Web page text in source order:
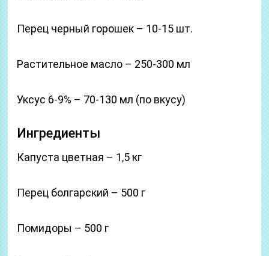
Перец черный горошек – 10-15 шт.
Растительное масло – 250-300 мл
Уксус 6-9% – 70-130 мл (по вкусу)
Ингредиенты
Капуста цветная – 1,5 кг
Перец болгарский – 500 г
Помидоры – 500 г